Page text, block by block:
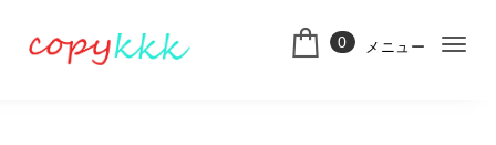
0 メニュー
ナ